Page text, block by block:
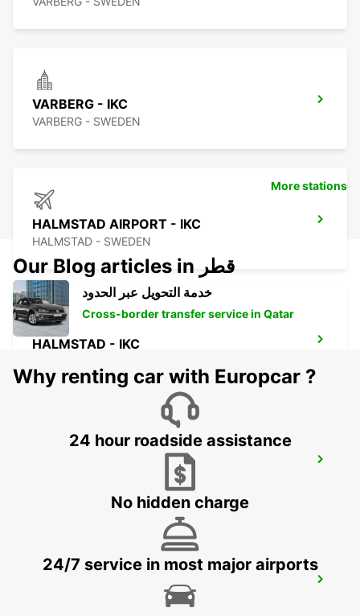
VARBERG - IKC
VARBERG - SWEDEN
HALMSTAD AIRPORT - IKC
HALMSTAD - SWEDEN
HALMSTAD - IKC
HALMSTAD TRAINSTATION
More stations
Our Blog articles in قطر
خدمة التحويل عبر الحدود
Cross-border transfer service in Qatar
Why renting car with Europcar ?
24 hour roadside assistance
No hidden charge
24/7 service in most major airports